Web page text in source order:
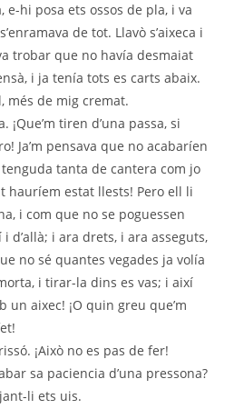
e-hi posa ets ossos de pla, i va
de tot. Llavò s’aixeca i
va trobar que no havía desmaiat
i ja tenía tots es carts abaix.
més de mig cremat.
tiren d’una passa, si
Ja’m pensava que no acabaríen
tenguda tanta de cantera com jo
hauríem estat llests! Pero ell li
i com que no se poguessen
d’allà; i ara drets, i ara asseguts,
no sé quantes vegades ja volía
i tirar-la dins es vas; i així
un aixec! ¡O quin greu que’m
¡Això no es pas de fer!
sa paciencia d’una pressona?
li ets uis.